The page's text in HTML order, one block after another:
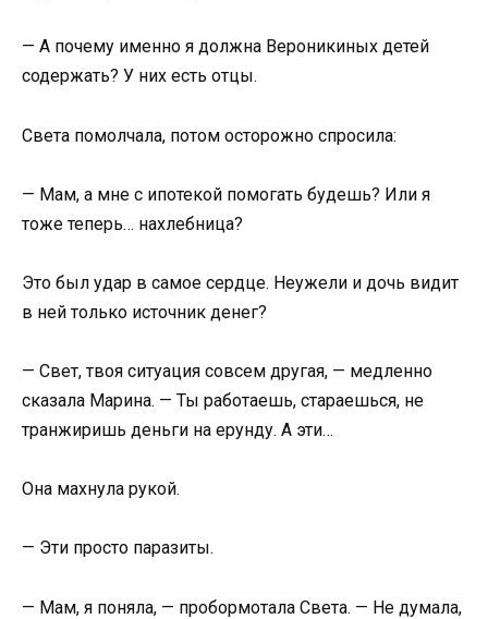
— А почему именно я должна Вероникиных детей
содержать? У них есть отцы.
Света помолчала, потом осторожно спросила:
— Мам, а мне с ипотекой помогать будешь? Или я
тоже теперь… нахлебница?
Это был удар в самое сердце. Неужели и дочь видит
в ней только источник денег?
— Свет, твоя ситуация совсем другая, — медленно
сказала Марина. — Ты работаешь, стараешься, не
транжиришь деньги на ерунду. А эти…
Она махнула рукой.
— Эти просто паразиты.
— Мам, я поняла, — пробормотала Света. — Не думала,